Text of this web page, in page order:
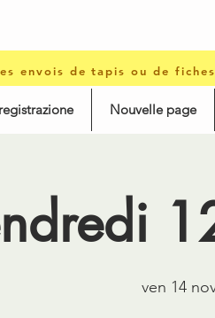
envois de tapis ou de
Nouvelle page
ven 14